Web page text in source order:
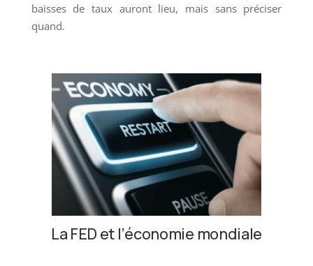
baisses de taux auront lieu, mais sans préciser
quand.
La FED et l’économie mondiale